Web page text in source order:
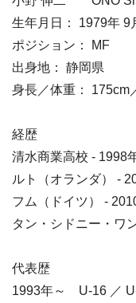
生年月日： 1979年 9
ポジション： MF
出身地： 静岡県
身長／体重： 175cm
経歴
清水商業高校 ‐ 1998
ルト（オランダ） ‐
フム（ドイツ） ‐
タン・シドニー・ワ
代表歴
1993年～ U‐16 ／